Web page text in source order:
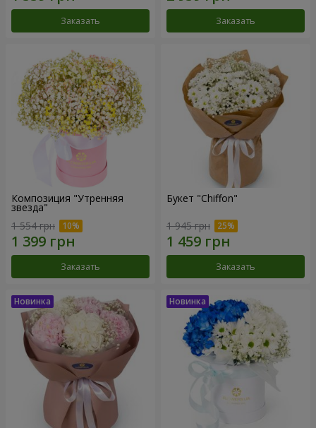
Заказать Заказать
Композиция "Утренняя
звезда"
1 554 грн
Заказать
Букет "Chiffon"
1 945 грн
Заказать